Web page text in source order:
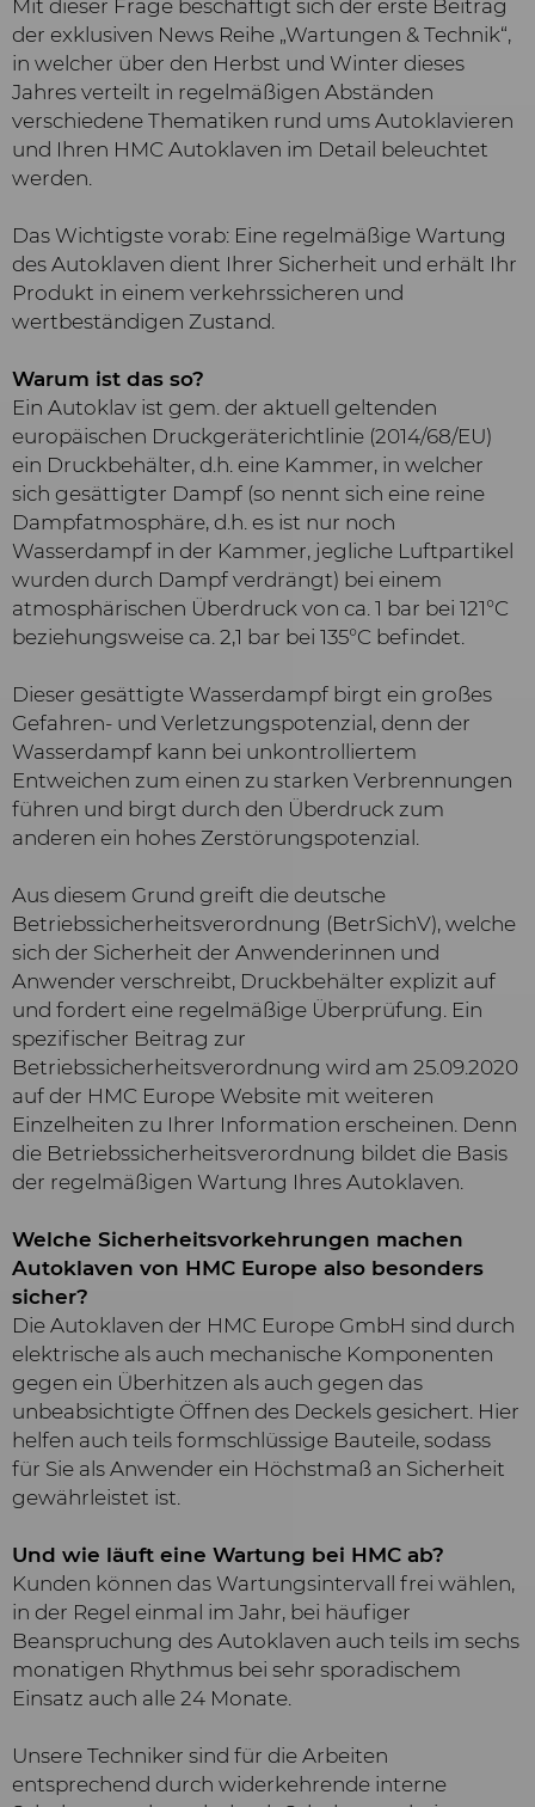
Mit dieser Frage beschäftigt sich der erste Beitrag
der exklusiven News Reihe „Wartungen & Technik“,
in welcher über den Herbst und Winter dieses
Jahres verteilt in regelmäßigen Abständen
verschiedene Thematiken rund ums Autoklavieren
und Ihren HMC Autoklaven im Detail beleuchtet
werden.
Das Wichtigste vorab: Eine regelmäßige Wartung
des Autoklaven dient Ihrer Sicherheit und erhält Ihr
Produkt in einem verkehrssicheren und
wertbeständigen Zustand.
Warum ist das so?
Ein Autoklav ist gem. der aktuell geltenden
europäischen Druckgeräterichtlinie (2014/68/EU)
ein Druckbehälter, d.h. eine Kammer, in welcher
sich gesättigter Dampf (so nennt sich eine reine
Dampfatmosphäre, d.h. es ist nur noch
Wasserdampf in der Kammer, jegliche Luftpartikel
wurden durch Dampf verdrängt) bei einem
atmosphärischen Überdruck von ca. 1 bar bei 121°C
beziehungsweise ca. 2,1 bar bei 135°C befindet.
Dieser gesättigte Wasserdampf birgt ein großes
Gefahren- und Verletzungspotenzial, denn der
Wasserdampf kann bei unkontrolliertem
Entweichen zum einen zu starken Verbrennungen
führen und birgt durch den Überdruck zum
anderen ein hohes Zerstörungspotenzial.
Aus diesem Grund greift die deutsche
Betriebssicherheitsverordnung (BetrSichV), welche
sich der Sicherheit der Anwenderinnen und
Anwender verschreibt, Druckbehälter explizit auf
und fordert eine regelmäßige Überprüfung. Ein
spezifischer Beitrag zur
Betriebssicherheitsverordnung wird am 25.09.2020
auf der HMC Europe Website mit weiteren
Einzelheiten zu Ihrer Information erscheinen. Denn
die Betriebssicherheitsverordnung bildet die Basis
der regelmäßigen Wartung Ihres Autoklaven.
Welche Sicherheitsvorkehrungen machen
Autoklaven von HMC Europe also besonders
sicher?
Die Autoklaven der HMC Europe GmbH sind durch
elektrische als auch mechanische Komponenten
gegen ein Überhitzen als auch gegen das
unbeabsichtigte Öffnen des Deckels gesichert. Hier
helfen auch teils formschlüssige Bauteile, sodass
für Sie als Anwender ein Höchstmaß an Sicherheit
gewährleistet ist.
Und wie läuft eine Wartung bei HMC ab?
Kunden können das Wartungsintervall frei wählen,
in der Regel einmal im Jahr, bei häufiger
Beanspruchung des Autoklaven auch teils im sechs
monatigen Rhythmus bei sehr sporadischem
Einsatz auch alle 24 Monate.
Unsere Techniker sind für die Arbeiten
entsprechend durch widerkehrende interne